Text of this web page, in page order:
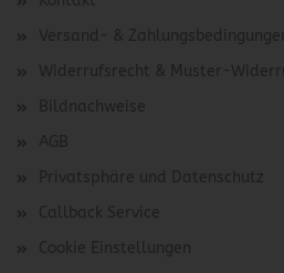
Versand- &
Widerrufsrecht & Muster-
Bildnachweise
AGB
Privatsphäre und Datenschutz
Callback Service
Cookie Einstellungen